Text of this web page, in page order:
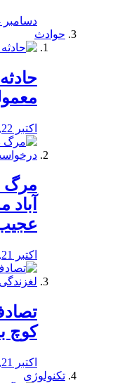
دسامبر 24, 2019
حوادث
اکتبر 22, 2019
مرگ
اکتبر 21, 2019
کوچ
اکتبر 21, 2019
تکنولوژی